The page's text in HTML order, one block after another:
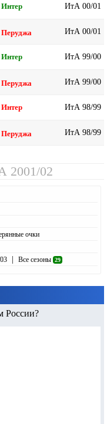
Интер ИтА 00/01
Перуджа ИтА 00/01
Интер ИтА 99/00
Перуджа ИтА 99/00
Интер ИтА 98/99
Перуджа ИтА 98/99
2001/02
очки
| Все сезоны 29
России?